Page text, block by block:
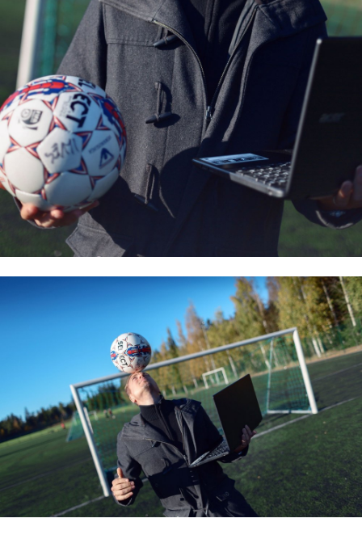
LKV-valmennuksesta avaimet
onnistumiseen
Kiinteistöalalle huhkimaan
Kiinteistöpalvelut
Kone- ja tuotantotekniikka
Kotoutuminen
Kuljetus ja logistiikka
Kumitekniikka
Liiketalous ja kaupan ala
Maarakennus
Matkailu- ja ravitsemisala
Media-ala ja viestintätekniikka
Palvelumuotoilu ja tuotekehitys
Puhtaus, kotityö ja välinehuolto
Rakentaminen
Sisustaminen ja pintakäsittely
Sosiaali- ja terveysala